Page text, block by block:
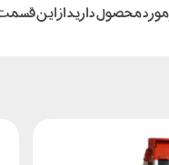
مورد محصول دارید از این